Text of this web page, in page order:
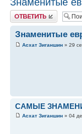
Ответить
Знаменитые
Асхат Зиганшин » 29
САМЫЕ
Асхат Зиганшин » 04